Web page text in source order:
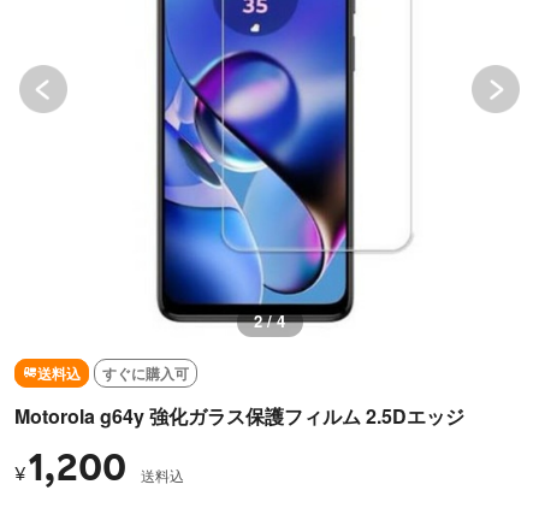
2 / 4
送料込 すぐに購入可
Motorola g64y 強化ガラス保護フィルム 2.5Dエッジ
¥1,200 送料込